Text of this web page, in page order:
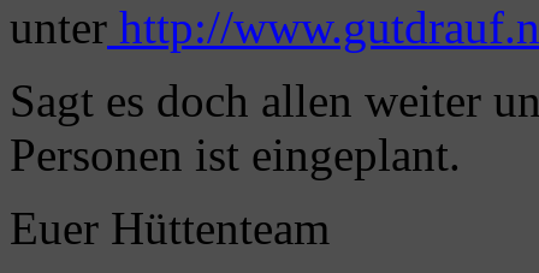
unter http://
Sagt es doch allen weiter
Personen ist eingeplant.
Euer Hüttenteam